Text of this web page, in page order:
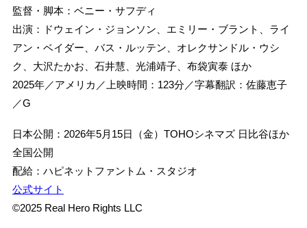
監督・脚本：ベニー・サフディ
出演：ドウェイン・ジョンソン、エミリー・ブラント、ライ
アン・ベイダー、バス・ルッテン、オレクサンドル・ウシ
ク、大沢たかお、石井慧、光浦靖子、布袋寅泰 ほか
2025年／アメリカ／上映時間：123分／字幕翻訳：佐藤恵子
／G
日本公開：2026年5月15日（金）TOHOシネマズ 日比谷ほか
全国公開
配給：ハピネットファントム・スタジオ
公式サイト
©2025 Real Hero Rights LLC